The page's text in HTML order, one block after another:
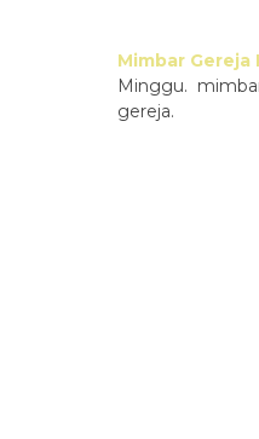
Mimbar
Minggu.
gereja.